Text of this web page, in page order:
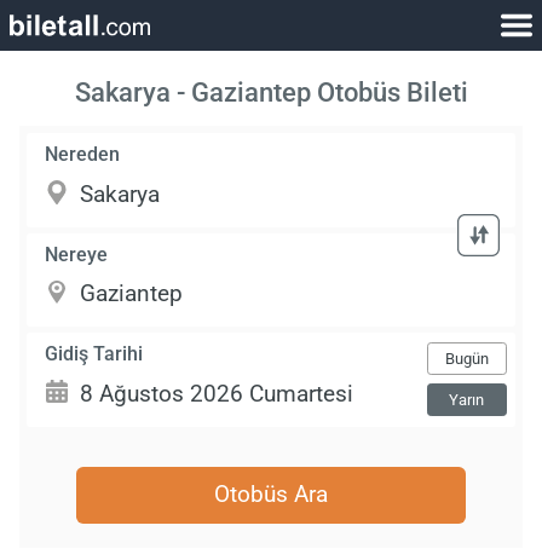
Sakarya - Gaziantep Otobüs Bileti
Nereden
Nereye
Gidiş Tarihi Bugün
Yarın
Otobüs Ara